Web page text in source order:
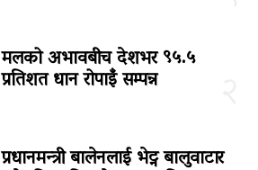
मलको अभावबीच देशभर ९५.५
प्रतिशत धान रोपाइँ सम्पन्न
प्रधानमन्त्री बालेनलाई भेट्न बालुवाटार